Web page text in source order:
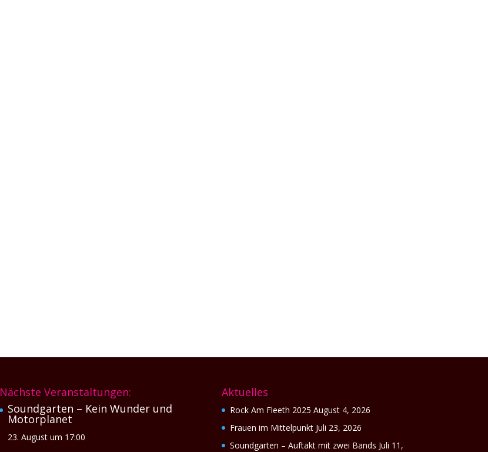
Nächste Veranstaltungen:
Soundgarten – Kein Wunder und
Motorplanet
23. August um 17:00
Aktuelles
Rock Am Fleeth 2025 August 4, 2026
Frauen im Mittelpunkt Juli 23, 2026
Soundgarten – Auftakt mit zwei Bands Juli 11,